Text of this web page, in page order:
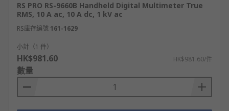
RS PRO RS-9660B Handheld Digital Multimeter True
RMS, 10 A ac, 10 A dc, 1 kV ac
RS庫存編號 161-1629
小計（1 件）
HK$981.60 HK$981.60/件
數量